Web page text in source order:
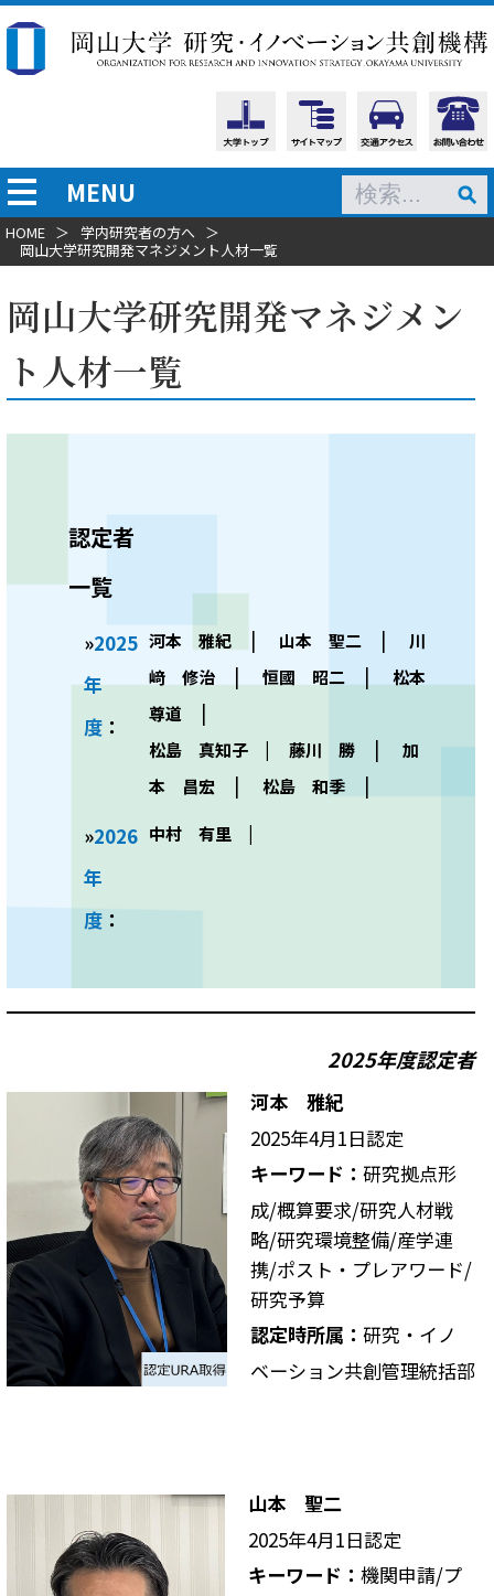
MENU
HOME ＞ 学内研究者の方へ ＞
岡山大学研究開発マネジメント人材一覧
岡山大学研究開発マネジメン
ト人材一覧
認定者
一覧
»2025
年
度：
河本 雅紀| 山本 聖二|
川
﨑 修治| 恒國 昭二|
松本
尊道
|
松島 真知子 | 藤川 勝|
加
本 昌宏| 松島 和季|
»2026
年
度：
中村 有里 |
2025年度認定者
河本 雅紀
2025年4月1日認定
キーワード： 研究拠点形
成/概算要求/研究人材戦
略/研究環境整備/産学連
携/ポスト・プレアワード/
研究予算
認定時所属： 研究・イノ
ベーション共創管理統括部
山本 聖二
2025年4月1日認定
キーワード： 機関申請/プ